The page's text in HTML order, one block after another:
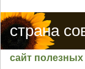
страна
сайт полезных